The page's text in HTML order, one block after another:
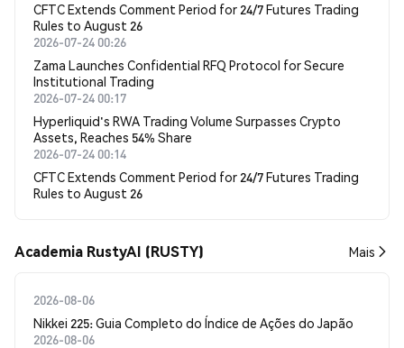
CFTC Extends Comment Period for 24/7 Futures Trading
Rules to August 26
2026-07-24 00:26
Zama Launches Confidential RFQ Protocol for Secure
Institutional Trading
2026-07-24 00:17
Hyperliquid's RWA Trading Volume Surpasses Crypto
Assets, Reaches 54% Share
2026-07-24 00:14
CFTC Extends Comment Period for 24/7 Futures Trading
Rules to August 26
Academia RustyAI (RUSTY) Mais
2026-08-06
Nikkei 225: Guia Completo do Índice de Ações do Japão
2026-08-06